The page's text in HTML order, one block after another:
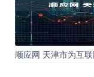
顺应网 天津市为互